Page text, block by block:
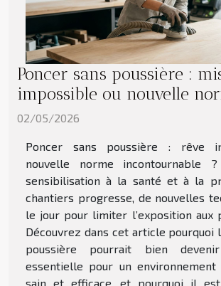
Poncer sans poussière :
impossible ou nouvelle
02/05/2026
Poncer sans poussière : rêve
nouvelle norme incontournable
sensibilisation à la santé et à la
chantiers progresse, de nouvelles
le jour pour limiter l’exposition aux
Découvrez dans cet article pourquoi
poussière pourrait bien
essentielle pour un
sain et efficace, et pourquoi il